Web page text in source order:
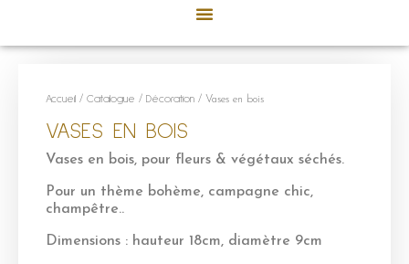
Accueil / Catalogue / Décoration / Vases en bois
VASES EN BOIS
Vases en bois, pour fleurs & végétaux séchés.
Pour un thème bohème, campagne chic,
champêtre..
Dimensions : hauteur 18cm, diamètre 9cm